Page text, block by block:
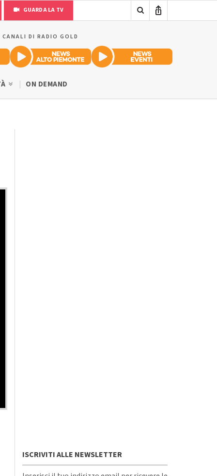
GUARDA LA TV
DI RADIO GOLD
ON DEMAND
ISCRIVITI ALLE NEWSLETTER